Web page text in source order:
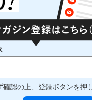
確認の上、登録ボタンを押